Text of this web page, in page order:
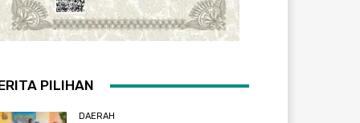
PILIHAN
DAERAH